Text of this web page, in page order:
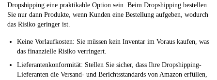
Dropshipping eine praktikable Option sein. Beim Dropshipping bestellen
Sie nur dann Produkte, wenn Kunden eine Bestellung aufgeben, wodurch
das Risiko geringer ist.
Keine Vorlaufkosten: Sie müssen kein Inventar im Voraus kaufen, was
das finanzielle Risiko verringert.
Lieferantenkonformität: Stellen Sie sicher, dass Ihre Dropshipping-
Lieferanten die Versand- und Berichtsstandards von Amazon erfüllen,